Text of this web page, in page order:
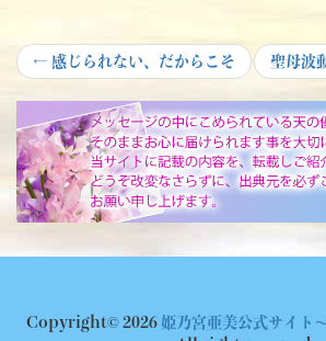
投
稿
ナ
ビ
ゲ
ー
ョ
← Previous
post:
感じられない、だからこそ
Next
post:
聖母波
Copyright© 2026 姫乃宮亜美公式サイ